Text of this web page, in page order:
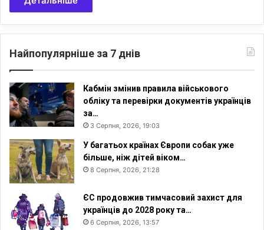
Найпопулярніше за 7 днів
Кабмін змінив правила військового
обліку та перевірки документів українців
за…
3 Серпня, 2026, 19:03
У багатьох країнах Європи собак уже
більше, ніж дітей віком…
8 Серпня, 2026, 21:28
ЄС продовжив тимчасовий захист для
українців до 2028 року та…
6 Серпня, 2026, 13:57